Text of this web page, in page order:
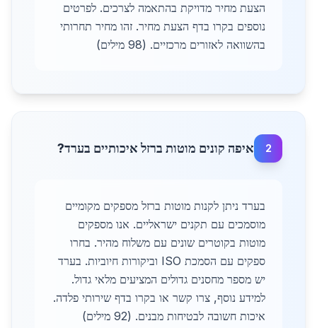
הצעת מחיר מדויקת בהתאמה לצרכים. לפרטים
נוספים בקרו בדף הצעת מחיר. זהו מחיר תחרותי
בהשוואה לאזורים מרכזיים. (98 מילים)
2 איפה קונים מוטות ברזל איכותיים בערד?
בערד ניתן לקנות מוטות ברזל מספקים מקומיים
מוסמכים עם תקנים ישראליים. אנו מספקים
מוטות בקוטרים שונים עם משלוח מהיר. בחרו
ספקים עם הסמכת ISO וביקורות חיוביות. בערד
יש מספר מחסנים גדולים המציעים מלאי גדול.
למידע נוסף, צרו קשר או בקרו בדף שירותי פלדה.
איכות חשובה לבטיחות מבנים. (92 מילים)